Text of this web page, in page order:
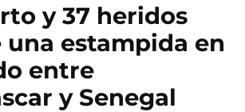
y 37 heridos
estampida en
entre
y Senegal